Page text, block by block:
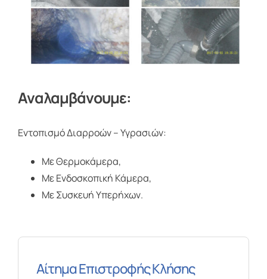
Αναλαμβάνουμε:
Εντοπισμό Διαρροών – Υγρασιών:
Με Θερμοκάμερα,
Με Ενδοσκοπική Κάμερα,
Με Συσκευή Υπερήχων.
Αίτημα Επιστροφής Κλήσης